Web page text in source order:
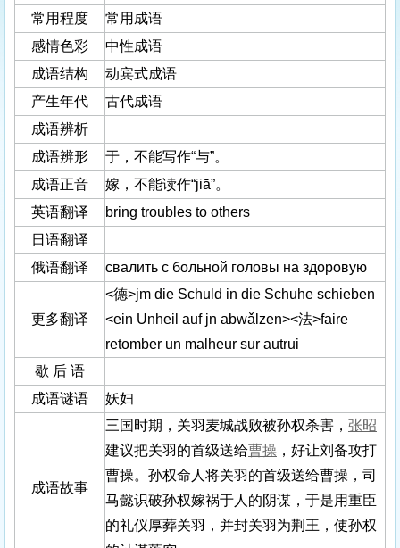
常用程度
常用成语
感情色彩
中性成语
成语结构
动宾式成语
产生年代
古代成语
成语辨析
成语辨形
于，不能写作“与”。
成语正音
嫁，不能读作“jiā”。
英语翻译
bring troubles to others
日语翻译
俄语翻译
свалить с больной головы на здоровую
更多翻译
<德>jm die Schuld in die Schuhe schieben
<ein Unheil auf jn abwǎlzen><法>faire
retomber un malheur sur autrui
歇 后 语
成语谜语
妖妇
成语故事
三国时期，关羽麦城战败被孙权杀害， 张昭
建议把关羽的首级送给曹操 ，好让刘备攻打
曹操。孙权命人将关羽的首级送给曹操，司
马懿识破孙权嫁祸于人的阴谋，于是用重臣
的礼仪厚葬关羽，并封关羽为荆王，使孙权